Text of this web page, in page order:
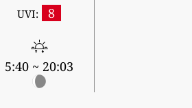
UVI: 8
5:40 ~ 20:03